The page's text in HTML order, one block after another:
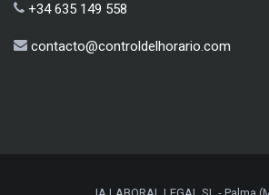
+34 635 149 558
contacto@controldelhorario.com